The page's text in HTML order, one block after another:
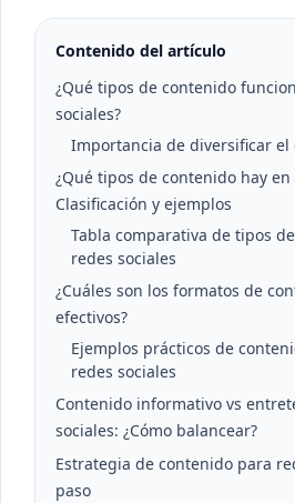
Contenido del artículo
¿Qué tipos de contenido
sociales?
Importancia de diversificar el
¿Qué tipos de contenido hay en
Clasificación y ejemplos
Tabla comparativa de tipos
redes sociales
¿Cuáles son los formatos de
efectivos?
Ejemplos prácticos de
redes sociales
Contenido informativo vs
sociales: ¿Cómo balancear?
Estrategia de contenido para
paso